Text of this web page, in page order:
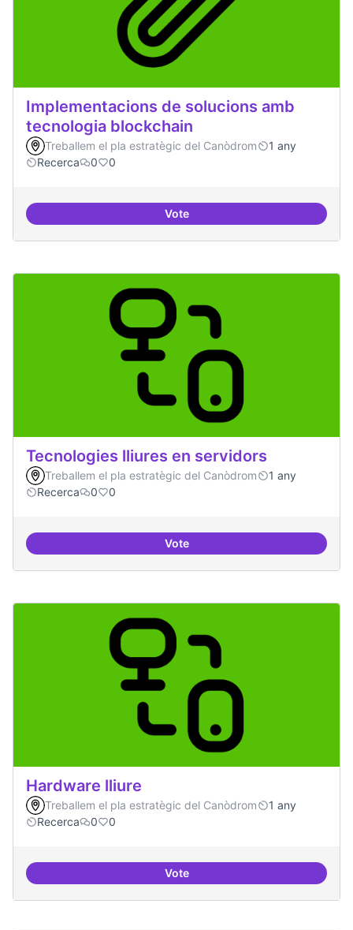
Implementacions de solucions amb
tecnologia blockchain
Treballem el pla estratègic del Canòdrom
1 any
Recerca
0 0
VoteImplementacions de solucions
Tecnologies lliures en servidors
Treballem el pla estratègic del Canòdrom
1 any
Recerca
0 0
VoteTecnologies lliures en servidors
Hardware lliure
Treballem el pla estratègic del Canòdrom
1 any
Recerca
0 0
VoteHardware lliure